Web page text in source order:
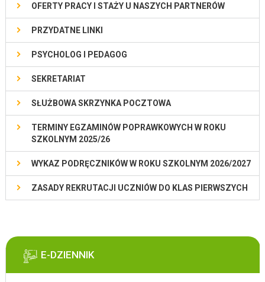
OFERTY PRACY I STAŻY U NASZYCH PARTNERÓW
PRZYDATNE LINKI
PSYCHOLOG I PEDAGOG
SEKRETARIAT
SŁUŻBOWA SKRZYNKA POCZTOWA
TERMINY EGZAMINÓW POPRAWKOWYCH W ROKU
SZKOLNYM 2025/26
WYKAZ PODRĘCZNIKÓW W ROKU SZKOLNYM 2026/2027
ZASADY REKRUTACJI UCZNIÓW DO KLAS PIERWSZYCH
E-DZIENNIK